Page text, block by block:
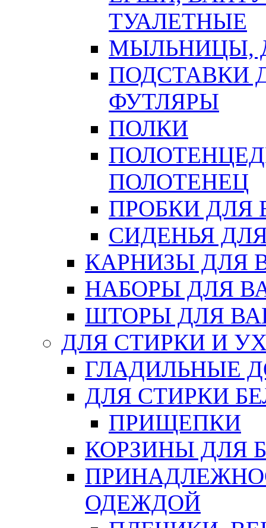
ТУАЛЕТНЫЕ
МЫЛЬНИЦЫ,
ПОДСТАВКИ
ФУТЛЯРЫ
ПОЛКИ
ПОЛОТЕНЕЦ
ПРОБКИ ДЛЯ
СИДЕНЬЯ
КАРНИЗЫ ДЛЯ
НАБОРЫ ДЛЯ
ШТОРЫ ДЛЯ
ДЛЯ СТИРКИ И
ГЛАДИЛЬНЫЕ
ДЛЯ СТИРКИ
ПРИЩЕПКИ
КОРЗИНЫ ДЛЯ
ОДЕЖДОЙ